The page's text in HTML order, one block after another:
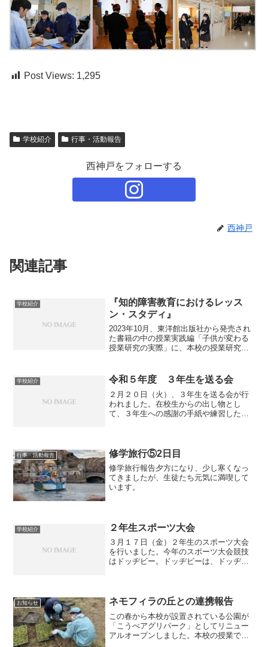
Post Views: 1,295
学校紹介 行事・活動報告
西神戸をフォローする
西神戸
関連記事
学校紹介
『知的障害教育におけるレッス
ン・スタディ』
2023年10月、東洋館出版社から発売され
た書籍の中の授業実践編「子供が変わる
授業研究の実際」に、本校の授業研究が
から『チェックシート・学校適応感尺
度“アセス”の活用...
学校紹介 令和５年度 ３年生を送る会
２月２０日（火）、３年生を送る会が行
われました。在校生からの出し物とし
て、３年生への感謝の手紙や練習した歌
た。３年生と過ごす学校生活も...
行事・活動報告 修学旅行⑤2日目
修学旅行報告夕方になり、少し寒くなっ
てきましたが、生徒たち元気に満喫して
います。
学校紹介 ２年生スポーツ大会
３月１７日（金）２年生のスポーツ大会
を行いました。今年のスポーツ大会競技
はドッヂビー。ドッヂビーは、ドッヂボ
分かれて総当たり戦を行い...
お知らせ ネモフィラの丘との連携報告
この春から本校が設置されている公園が
「こうべアグリパーク」としてリニュー
アルオープンしました。本校の授業で設